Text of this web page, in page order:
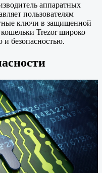
аппаратных
пользователям
ключи в защищенной
Trezor широко
и безопасностью.